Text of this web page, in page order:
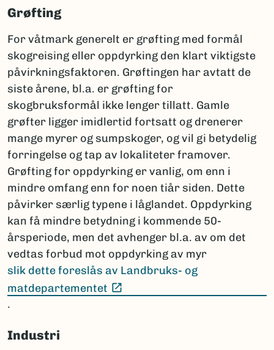
Grøfting
For våtmark generelt er grøfting med formål
skogreising eller oppdyrking den klart viktigste
påvirkningsfaktoren. Grøftingen har avtatt de
siste årene, bl.a. er grøfting for
skogbruksformål ikke lenger tillatt. Gamle
grøfter ligger imidlertid fortsatt og drenerer
mange myrer og sumpskoger, og vil gi betydelig
forringelse og tap av lokaliteter framover.
Grøfting for oppdyrking er vanlig, om enn i
mindre omfang enn for noen tiår siden. Dette
påvirker særlig typene i låglandet. Oppdyrking
kan få mindre betydning i kommende 50-
årsperiode, men det avhenger bl.a. av om det
vedtas forbud mot oppdyrking av myr
slik dette foreslås av Landbruks- og
matdepartementet
.
Industri